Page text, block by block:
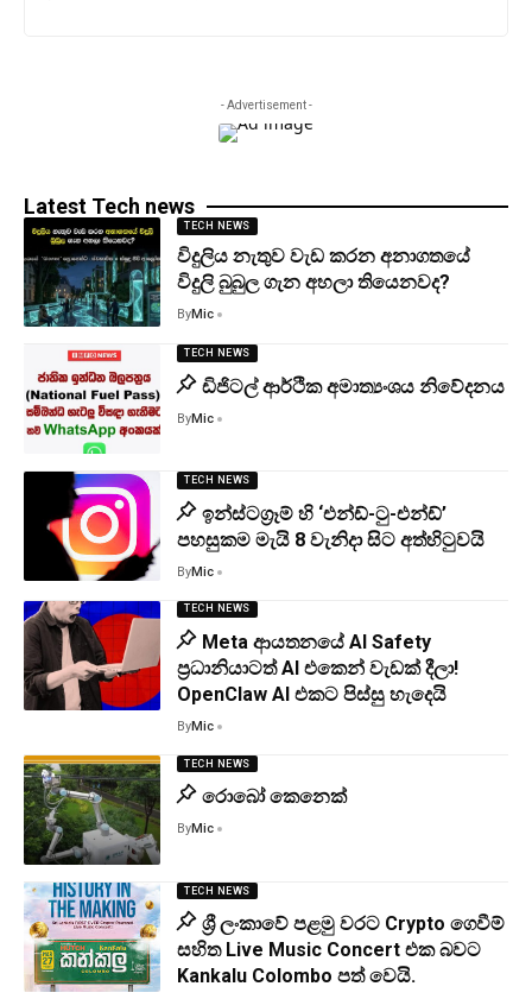
- Advertisement -
Latest Tech news
TECH NEWS
විදුලිය නැතුව වැඩ කරන අනාගතයේ
විදුලි බුබුල ගැන අහලා තියෙනවද?
ByMic
TECH NEWS
ඩිජිටල් ආර්ථික අමාත්‍යංශය නිවේදනය
ByMic
TECH NEWS
ඉන්ස්ටග්‍රෑම් හි ‘එන්ඩ්-ටු-එන්ඩ්’
පහසුකම මැයි 8 වැනිදා සිට අත්හිටුවයි
ByMic
TECH NEWS
Meta ආයතනයේ AI Safety
ප්‍රධානියාටත් AI එකෙන් වැඩක් දීලා!
OpenClaw AI එකට පිස්සු හැදෙයි
ByMic
TECH NEWS
රොබෝ කෙනෙක්
ByMic
TECH NEWS
ශ්‍රී ලංකාවේ පළමු වරට Crypto ගෙවීම්
සහිත Live Music Concert එක බවට
Kankalu Colombo පත් වෙයි.